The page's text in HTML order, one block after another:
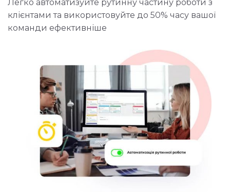
Легко автоматизуйте рутинну частину роботи з
клієнтами та використовуйте до 50% часу вашої
команди ефективніше